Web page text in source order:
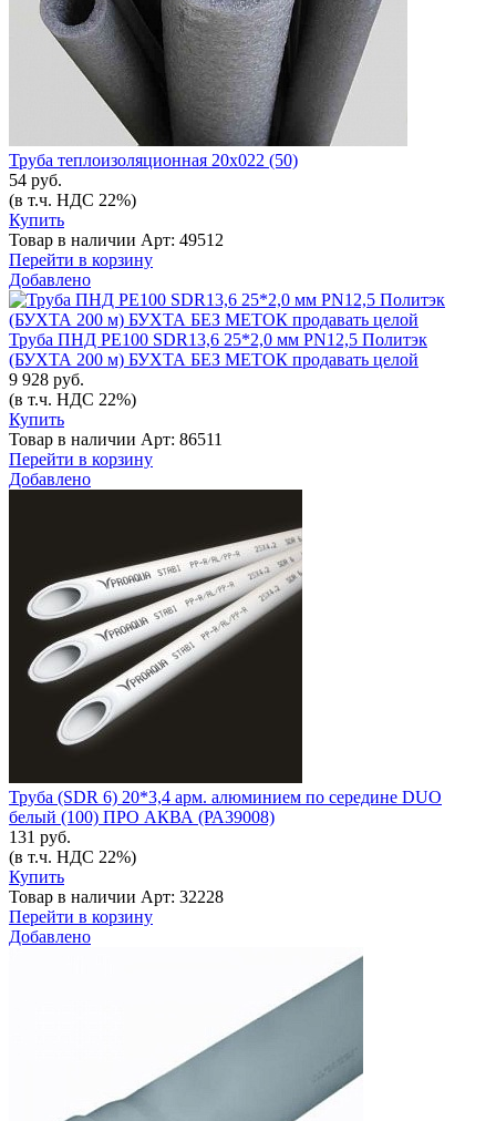
Труба теплоизоляционная 20х022 (50)
54 руб.
(в т.ч. НДС 22%)
Купить
Товар в наличии Арт: 49512
Перейти в корзину
Добавлено
Труба ПНД РЕ100 SDR13,6 25*2,0 мм PN12,5 Политэк
(БУХТА 200 м) БУХТА БЕЗ МЕТОК продавать целой
9 928 руб.
(в т.ч. НДС 22%)
Купить
Товар в наличии Арт: 86511
Перейти в корзину
Добавлено
Труба (SDR 6) 20*3,4 арм. алюминием по середине DUO
белый (100) ПРО АКВА (РА39008)
131 руб.
(в т.ч. НДС 22%)
Купить
Товар в наличии Арт: 32228
Перейти в корзину
Добавлено